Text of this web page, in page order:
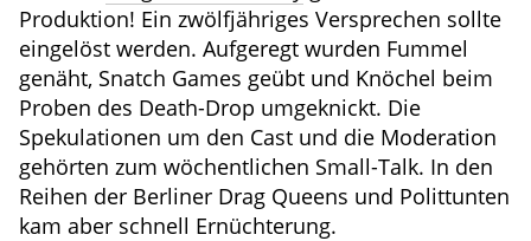
Produktion! Ein zwölfjähriges Versprechen sollte
eingelöst werden. Aufgeregt wurden Fummel
genäht, Snatch Games geübt und Knöchel beim
Proben des Death-Drop umgeknickt. Die
Spekulationen um den Cast und die Moderation
gehörten zum wöchentlichen Small-Talk. In den
Reihen der Berliner Drag Queens und Polittunten
kam aber schnell Ernüchterung.